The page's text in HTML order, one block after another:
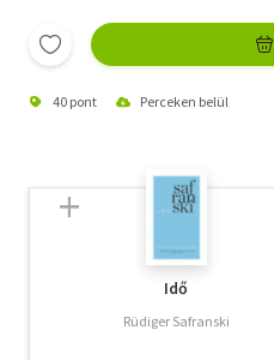
40 pont Perceken belül
Idő
Rüdiger Safranski